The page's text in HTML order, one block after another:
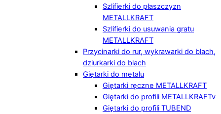
Szlifierki do płaszczyzn
METALLKRAFT
Szlifierki do usuwania gratu
METALLKRAFT
Przycinarki do rur, wykrawarki do blach,
dziurkarki do blach
Giętarki do metalu
Giętarki ręczne METALLKRAFT
Giętarki do profili METALLKRAFTv
Giętarki do profili TUBEND